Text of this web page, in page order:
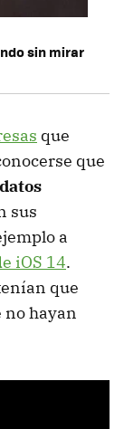
sin mirar
que
que
sus
a
iOS 14.
que
hayan